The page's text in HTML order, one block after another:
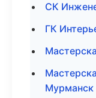
СК
ГК
Мурманск